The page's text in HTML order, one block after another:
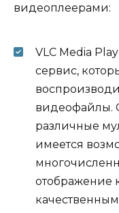
видеоплеерами:
VLC Media
сервис,
видеофайлы.
различные
имеется
отображение